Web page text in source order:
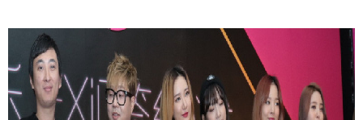
旅游 信息化
金融 公益 军事 无人机